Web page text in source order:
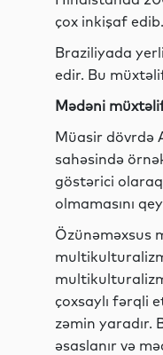
çox inkişaf
Braziliyada
edir. Bu
Mədəni
Müasir dövrdə
sahəsində
göstərici
olmamasını
Özünəməxsus
çoxsaylı fərqli
zəmin yaradır.
əsaslanır və